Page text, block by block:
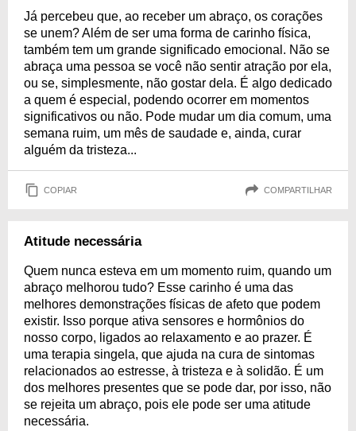
Já percebeu que, ao receber um abraço, os corações
se unem? Além de ser uma forma de carinho física,
também tem um grande significado emocional. Não se
abraça uma pessoa se você não sentir atração por ela,
ou se, simplesmente, não gostar dela. É algo dedicado
a quem é especial, podendo ocorrer em momentos
significativos ou não. Pode mudar um dia comum, uma
semana ruim, um mês de saudade e, ainda, curar
alguém da tristeza...
COPIAR COMPARTILHAR
Atitude necessária
Quem nunca esteva em um momento ruim, quando um
abraço melhorou tudo? Esse carinho é uma das
melhores demonstrações físicas de afeto que podem
existir. Isso porque ativa sensores e hormônios do
nosso corpo, ligados ao relaxamento e ao prazer. É
uma terapia singela, que ajuda na cura de sintomas
relacionados ao estresse, à tristeza e à solidão. É um
dos melhores presentes que se pode dar, por isso, não
se rejeita um abraço, pois ele pode ser uma atitude
necessária.